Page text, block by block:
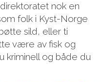
nok en
folk i Kyst-Norge
sild, eller ti
være av fisk og
kriminell og både du